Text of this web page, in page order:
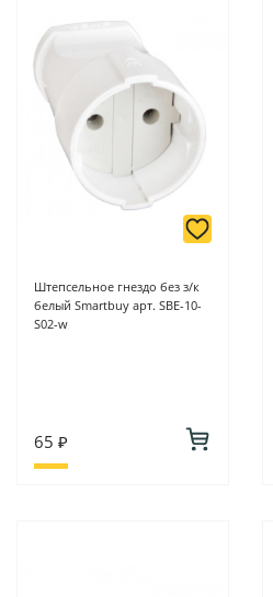
Штепсельное гнездо без з/к
белый Smartbuy арт. SBE-10-
S02-w
65 ₽